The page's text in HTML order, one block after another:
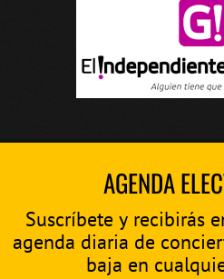
AGENDA
Suscríbete y recibirás
agenda diaria de
baja en